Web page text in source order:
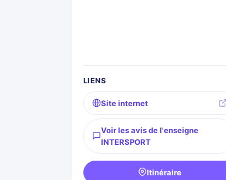
LIENS
Site internet
Voir les avis de l'enseigne
INTERSPORT
Itinéraire